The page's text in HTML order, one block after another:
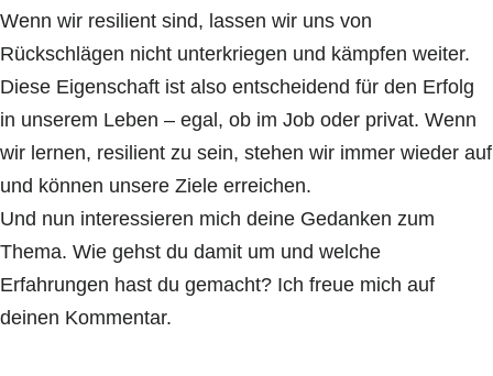
Wenn wir resilient sind, lassen wir uns von
Rückschlägen nicht unterkriegen und kämpfen weiter.
Diese Eigenschaft ist also entscheidend für den Erfolg
in unserem Leben – egal, ob im Job oder privat. Wenn
wir lernen, resilient zu sein, stehen wir immer wieder auf
und können unsere Ziele erreichen.
Und nun interessieren mich deine Gedanken zum
Thema. Wie gehst du damit um und welche
Erfahrungen hast du gemacht? Ich freue mich auf
deinen Kommentar.